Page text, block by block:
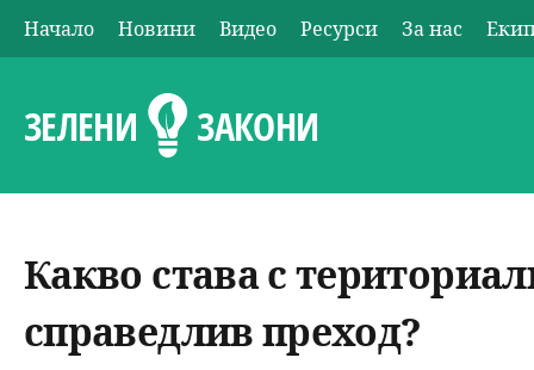
О
с
в
н
Начало Новини Видео Ресурси За нас
ЗЕЛЕНИ ЗАКОНИ
Какво става с
справедлив преход?